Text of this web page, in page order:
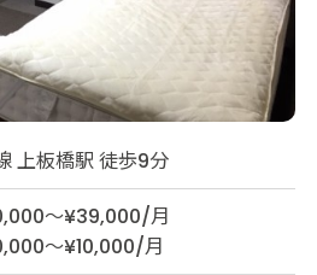
上板橋駅 徒歩9分
～¥39,000/月
～¥10,000/月